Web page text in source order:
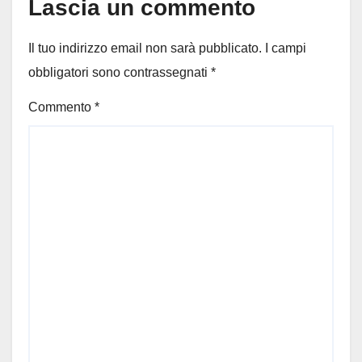
Lascia un commento
Il tuo indirizzo email non sarà pubblicato.
I campi
obbligatori sono contrassegnati *
Commento *